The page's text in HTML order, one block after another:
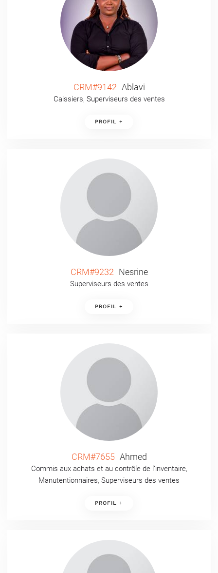
CRM#9142 Ablavi
Caissiers, Superviseurs des ventes
PROFIL +
CRM#9232 Nesrine
Superviseurs des ventes
PROFIL +
CRM#7655 Ahmed
Commis aux achats et au contrôle de l’inventaire,
Manutentionnaires, Superviseurs des ventes
PROFIL +